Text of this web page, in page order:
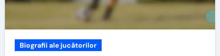
Biografii ale jucătorilor